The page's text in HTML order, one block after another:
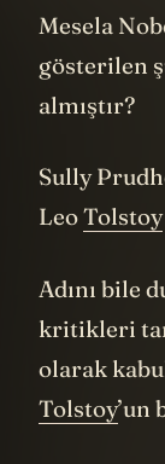
Mesela
gösterilen
almıştır?
Sully
LeoTolstoy
Adını bile
kritikleri
olarak
Tolstoy’un